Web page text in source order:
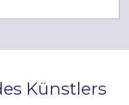
Künstlers